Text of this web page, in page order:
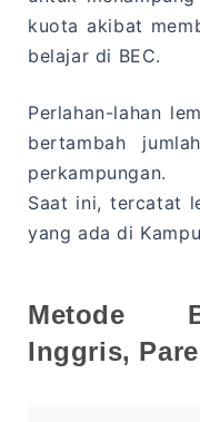
kuota akibat
belajar di BEC.
Perlahan-lahan
bertambah
perkampungan.
Saat ini, tercatat
yang ada di
Metode
Inggris,